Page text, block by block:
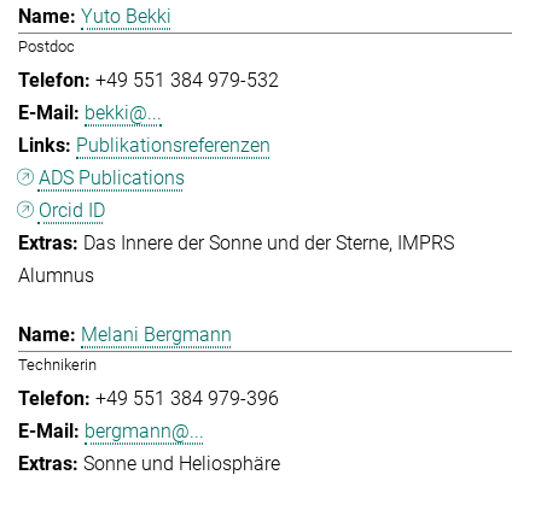
Yuto Bekki
Postdoc
+49 551 384 979-532
bekki@...
Publikationsreferenzen
ADS Publications
Orcid ID
Das Innere der Sonne und der Sterne IMPRS
Alumnus
Melani Bergmann
Technikerin
+49 551 384 979-396
bergmann@...
Sonne und Heliosphäre